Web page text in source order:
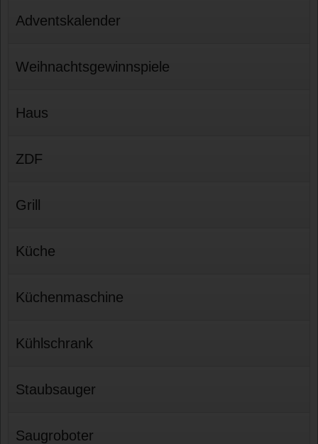
Adventskalender
Weihnachtsgewinnspiele
Haus
ZDF
Grill
Küche
Küchenmaschine
Kühlschrank
Staubsauger
Saugroboter